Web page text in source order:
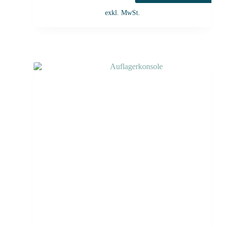
exkl. MwSt.